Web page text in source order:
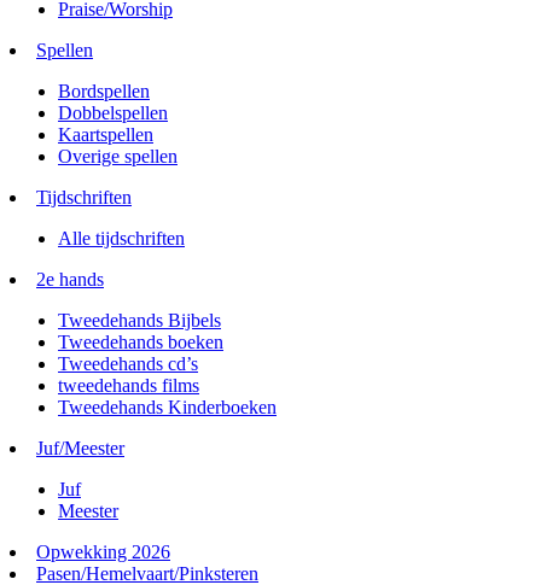
Praise/Worship
Spellen
Bordspellen
Dobbelspellen
Kaartspellen
Overige spellen
Tijdschriften
Alle tijdschriften
2e hands
Tweedehands Bijbels
Tweedehands boeken
Tweedehands cd’s
tweedehands films
Tweedehands Kinderboeken
Juf/Meester
Juf
Meester
Opwekking 2026
Pasen/Hemelvaart/Pinksteren